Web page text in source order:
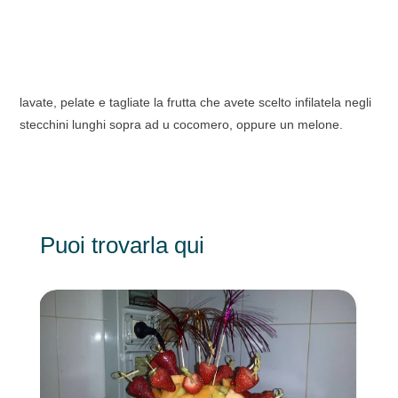
lavate, pelate e tagliate la frutta che avete scelto infilatela negli
stecchini lunghi sopra ad u cocomero, oppure un melone.
Puoi trovarla qui